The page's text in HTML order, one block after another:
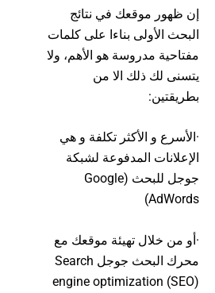
إن ظهور موقعك في نتائج
البحث الأولى بناءا على كلمات
مفتاحية مدروسة هو الأهم، ولا
يتسنى لك ذلك الا من
بطريقتين:
·الأسرع و الأكثر تكلفة و هي
الإعلانات المدفوعة لشبكة
جوجل للبحث (Google
AdWords)
·أو من خلال تهيئة موقعك مع
محرك البحث جوجل Search
engine optimization (SEO)